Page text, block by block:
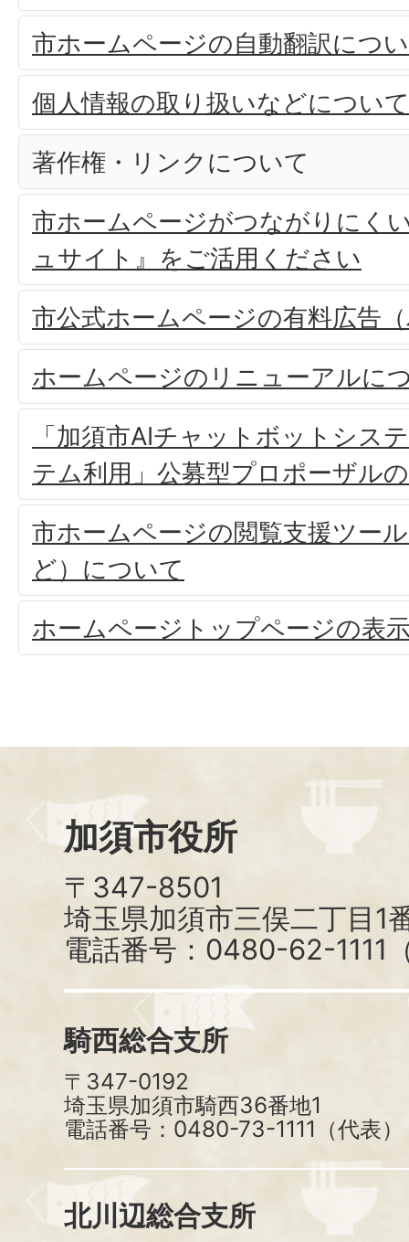
市ホームページの自動翻訳につ
個人情報の取り扱いなどについて
著作権・リンクについて
市ホームページがつながりにく
ュサイト』をご活用ください
市公式ホームページの有料広告
ホームページのリニューアルに
「加須市AIチャットボットシス
テム利用」公募型プロポーザル
市ホームページの閲覧支援ツー
ど）について
ホームページトップページの表
加須市役所
〒347-8501
埼玉県加須市三俣二丁目1
電話番号：0480-62-1111
騎西総合支所
〒347-0192
埼玉県加須市騎西36番地1
電話番号：0480-73-1111（代表）
北川辺総合支所